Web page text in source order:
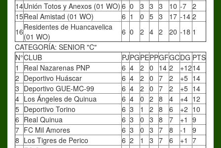
14Unión Totos y Anexos (01 WO) 6 0 3 3 3 10 -7 2
15Real Amistad (01 WO) 6 1 0 5 3 17 -14 2
16Residentes de Huancavelica
(01 WO)
6 0 2 4 2 20 -18 1
CATEGORÍA: SENIOR "C"
N°CLUB PJPGPEPPGFGCDG PTS
1
Real Nazarenas PNP 6 4 2 0 14 2 +1214
2 Deportivo Huáscar 6 4 2 0 7 2 +5 14
3 Deportivo GUE-MC-99 6 4 2 0 7 2 +5 14
4 Los Ángeles de Quinua 6 4 0 2 8 4 +4 12
5 Deportivo Torino 6 3 1 2 8 6 +2 10
6 Real Quinua 6 3 0 3 8 7 +1 9
7 FC Mil Amores 6 3 0 3 7 8 -1
9
8 Los Tigres de Perico 6 2 1 3 7 6 +1 7